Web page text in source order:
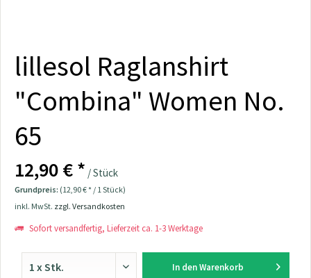
lillesol Raglanshirt
"Combina" Women No.
65
12,90 € * / Stück
Grundpreis: (12,90 € * / 1 Stück)
inkl. MwSt. zzgl. Versandkosten
Sofort versandfertig, Lieferzeit ca. 1-3 Werktage
In den Warenkorb